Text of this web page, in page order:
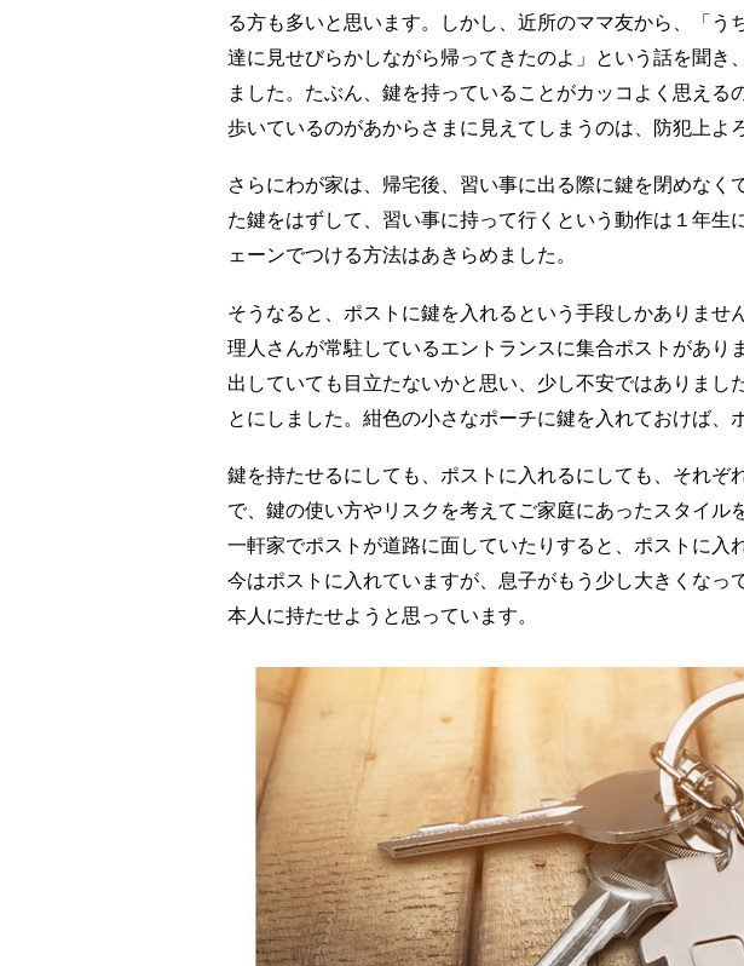
る方も多いと思います。しかし、近所のママ友から、「う
達に見せびらかしながら帰ってきたのよ」という話を聞き
ました。たぶん、鍵を持っていることがカッコよく思える
歩いているのがあからさまに見えてしまうのは、防犯上よ
さらにわが家は、帰宅後、習い事に出る際に鍵を閉めなく
た鍵をはずして、習い事に持って行くという動作は１年生
ェーンでつける方法はあきらめました。
そうなると、ポストに鍵を入れるという手段しかありませ
理人さんが常駐しているエントランスに集合ポストがあり
出していても目立たないかと思い、少し不安ではありまし
とにしました。紺色の小さなポーチに鍵を入れておけば、
鍵を持たせるにしても、ポストに入れるにしても、それぞ
で、鍵の使い方やリスクを考えてご家庭にあったスタイル
一軒家でポストが道路に面していたりすると、ポストに入
今はポストに入れていますが、息子がもう少し大きくなっ
本人に持たせようと思っています。